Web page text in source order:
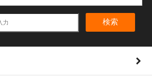
検索